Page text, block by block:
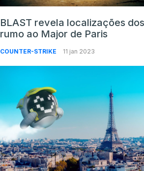
BLAST revela localizações
rumo ao Major de Paris
COUNTER-STRIKE 11 jan 2023